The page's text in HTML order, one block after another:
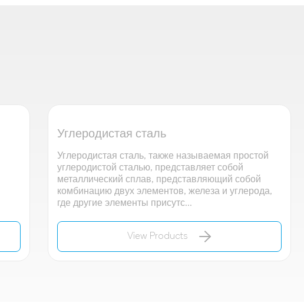
Углеродистая сталь
Углеродистая сталь, также называемая простой
углеродистой сталью, представляет собой
металлический сплав, представляющий собой
комбинацию двух элементов, железа и углерода,
где другие элементы присутс...
View Products